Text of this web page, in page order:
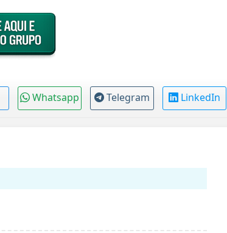
Whatsapp Telegram LinkedIn